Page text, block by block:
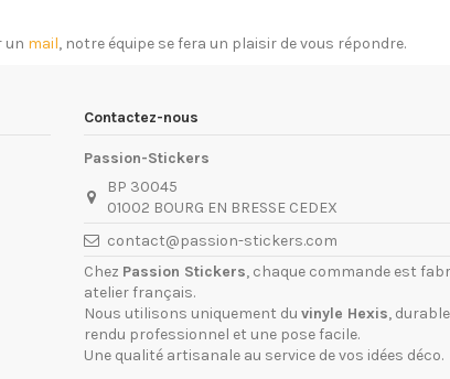
un mail, notre équipe se fera un plaisir de vous répondre.
Contactez-nous
Passion-Stickers
BP 30045
01002 BOURG EN BRESSE CEDEX
contact@passion-stickers.com
Chez Passion Stickers, chaque commande est
atelier français.
Nous utilisons uniquement du vinyle Hexis,
rendu professionnel et une pose facile.
Une qualité artisanale au service de vos idées déco.